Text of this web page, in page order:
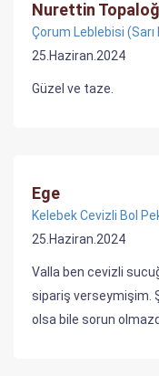
Nurettin
Çorum Leblebisi (Sarı
25.Haziran.2024
Güzel ve taze.
Ege
Kelebek Cevizli Bol
25.Haziran.2024
Valla ben cevizli
sipariş verseymişim.
olsa bile sorun